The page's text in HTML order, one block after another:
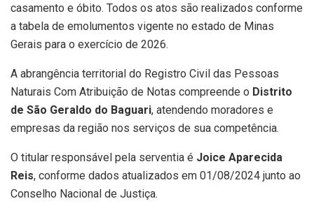
casamento e óbito. Todos os atos são realizados conforme
a tabela de emolumentos vigente no estado de Minas
Gerais para o exercício de 2026.
A abrangência territorial do Registro Civil das Pessoas
Naturais Com Atribuição de Notas compreende o Distrito
de São Geraldo do Baguari, atendendo moradores e
empresas da região nos serviços de sua competência.
O titular responsável pela serventia é Joice Aparecida
Reis, conforme dados atualizados em 01/08/2024 junto ao
Conselho Nacional de Justiça.